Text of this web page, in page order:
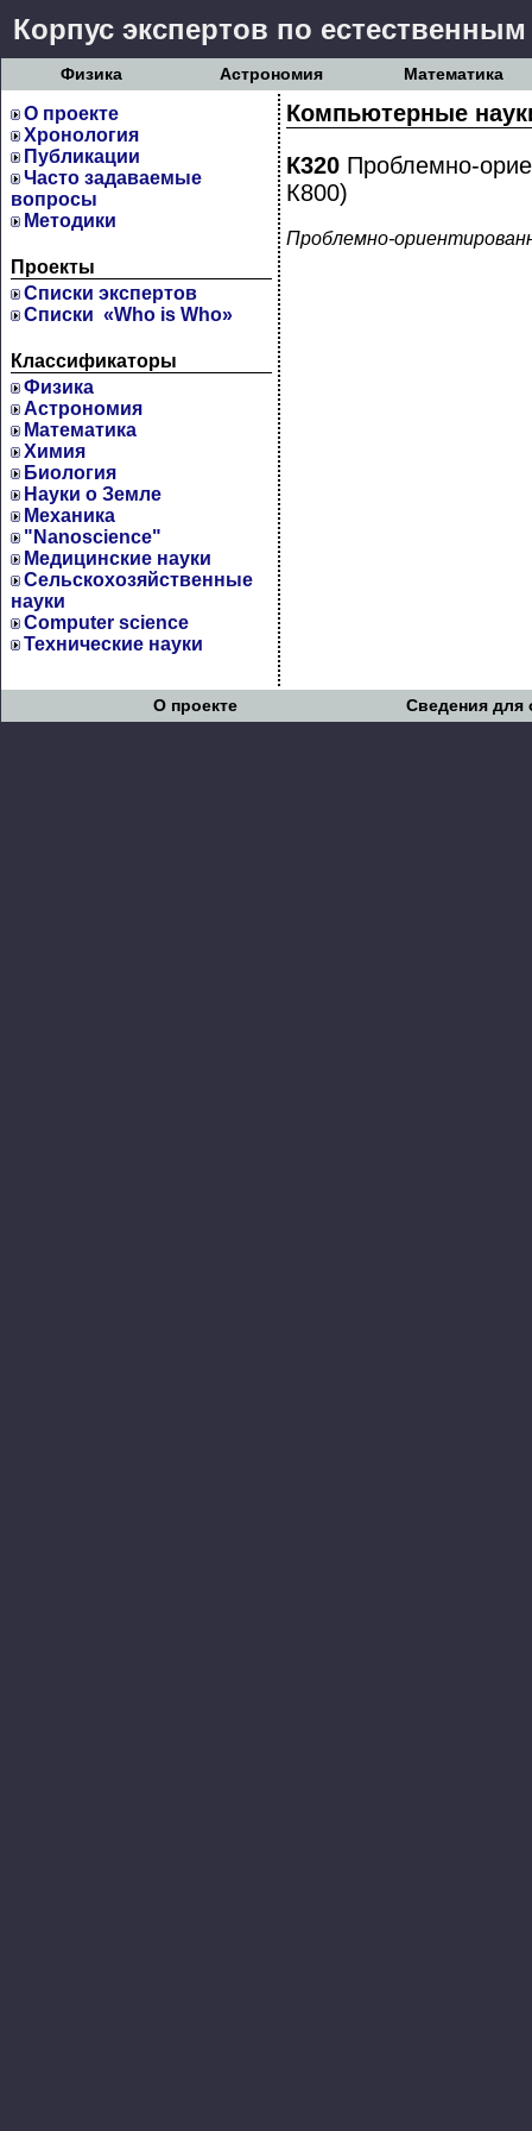
Корпус экспертов по
Физика Астрономия Математика
О проекте
Хронология
Публикации
Часто задаваемые
вопросы
Методики
Проекты
Cписки экспертов
Списки «Who is Who»
Классификаторы
Физика
Астрономия
Математика
Химия
Биология
Науки о Земле
Механика
"Nanoscience"
Медицинские науки
Сельскохозяйственные
науки
Computer science
Технические науки
Компьютерные
К320 Проблемно-
К800)
Проблемно-
О проекте Сведения для